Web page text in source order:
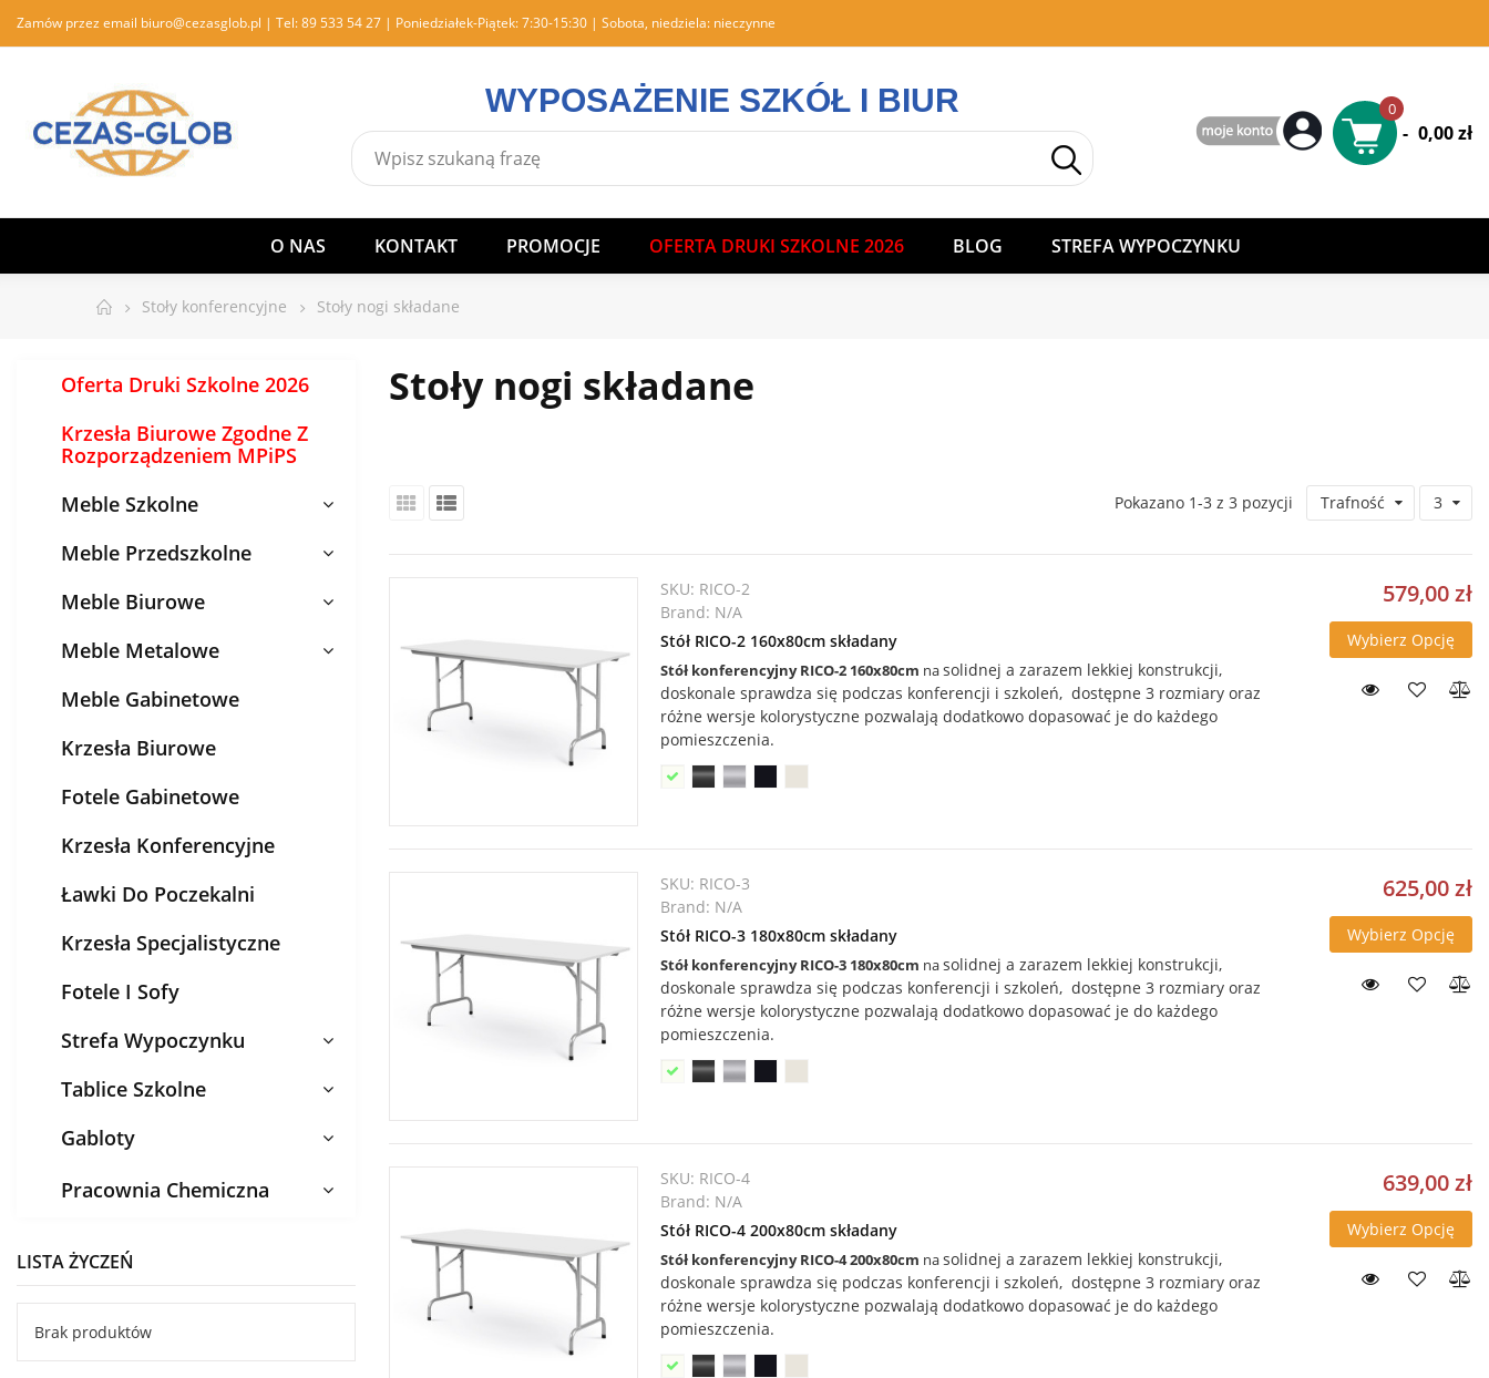
Zamów przez email biuro@cezasglob.pl | Tel:89 533 54 27 | Poniedziałek-Piątek: 7:30-15:30 | Sobota, niedziela: nieczynne
WYPOSAŻENIE SZKÓŁ I BIUR 0
- 0,00 zł
O NAS KONTAKT PROMOCJE OFERTA DRUKI SZKOLNE 2026 BLOG STREFA WYPOCZYNKU
Stoły konferencyjne Stoły nogi składane
Stoły nogi składane
Trafność 3
Pokazano 1-3 z 3 pozycji
SKU: RICO-2
Brand: N/A
Stół RICO-2 160x80cm składany
Stół konferencyjny RICO-2 160x80cm nasolidnej a zarazem lekkiej konstrukcji,
doskonale sprawdza się podczas konferencji i szkoleń, dostępne 3 rozmiary oraz
różne wersje kolorystyczne pozwalają dodatkowo dopasować je do każdego
pomieszczenia.
579,00 zł
Wybierz Opcję
SKU: RICO-3
Brand: N/A
Stół RICO-3 180x80cm składany
Stół konferencyjny RICO-3 180x80cm nasolidnej a zarazem lekkiej konstrukcji,
doskonale sprawdza się podczas konferencji i szkoleń, dostępne 3 rozmiary oraz
różne wersje kolorystyczne pozwalają dodatkowo dopasować je do każdego
pomieszczenia.
625,00 zł
Wybierz Opcję
SKU: RICO-4
Brand: N/A
Stół RICO-4 200x80cm składany
Stół konferencyjny RICO-4 200x80cm nasolidnej a zarazem lekkiej konstrukcji,
doskonale sprawdza się podczas konferencji i szkoleń, dostępne 3 rozmiary oraz
różne wersje kolorystyczne pozwalają dodatkowo dopasować je do każdego
pomieszczenia.
639,00 zł
Wybierz Opcję
Oferta Druki Szkolne 2026
Krzesła Biurowe Zgodne Z
Rozporządzeniem MPiPS
Meble Szkolne
Meble Przedszkolne
Meble Biurowe
Meble Metalowe
Meble Gabinetowe
Krzesła Biurowe
Fotele Gabinetowe
Krzesła Konferencyjne
Ławki Do Poczekalni
Krzesła Specjalistyczne
Fotele I Sofy
Strefa Wypoczynku
Tablice Szkolne
Gabloty
Pracownia Chemiczna
LISTA ŻYCZEŃ
Brak produktów